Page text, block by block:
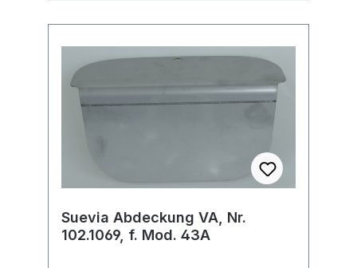
Suevia Abdeckung VA, Nr.
102.1069, f. Mod. 43A